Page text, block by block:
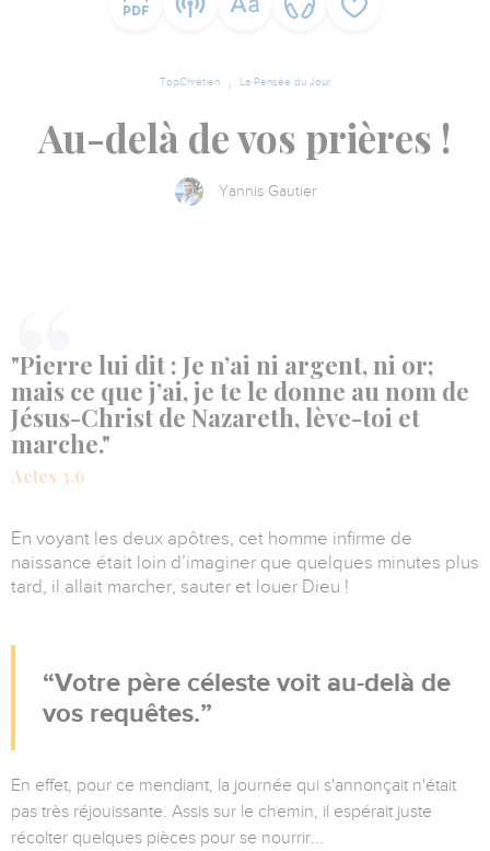
TopChrétien La Pensée du Jour
Au-delà de vos prières !
Yannis Gautier
"Pierre lui dit : Je n’ai ni argent, ni or;
mais ce que j’ai, je te le donne au nom de
Jésus-Christ de Nazareth, lève-toi et
marche."
Actes 3.6
En voyant les deux apôtres, cet homme infirme de
naissance était loin d’imaginer que quelques minutes plus
tard, il allait marcher, sauter et louer Dieu !
Votre père céleste voit au-delà de
vos requêtes.
En effet, pour ce mendiant, la journée qui s'annonçait n'était
pas très réjouissante. Assis sur le chemin, il espérait juste
récolter quelques pièces pour se nourrir...